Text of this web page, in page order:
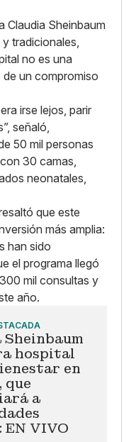
Claudia Sheinbaum
tradicionales,
no es una
un compromiso
irse lejos, parir
señaló,
50 mil personas
30 camas,
neonatales,
que este
más amplia:
han sido
el programa llegó
mil consultas y
año.
Sheinbaum
hospital
en
que
a
EN VIVO